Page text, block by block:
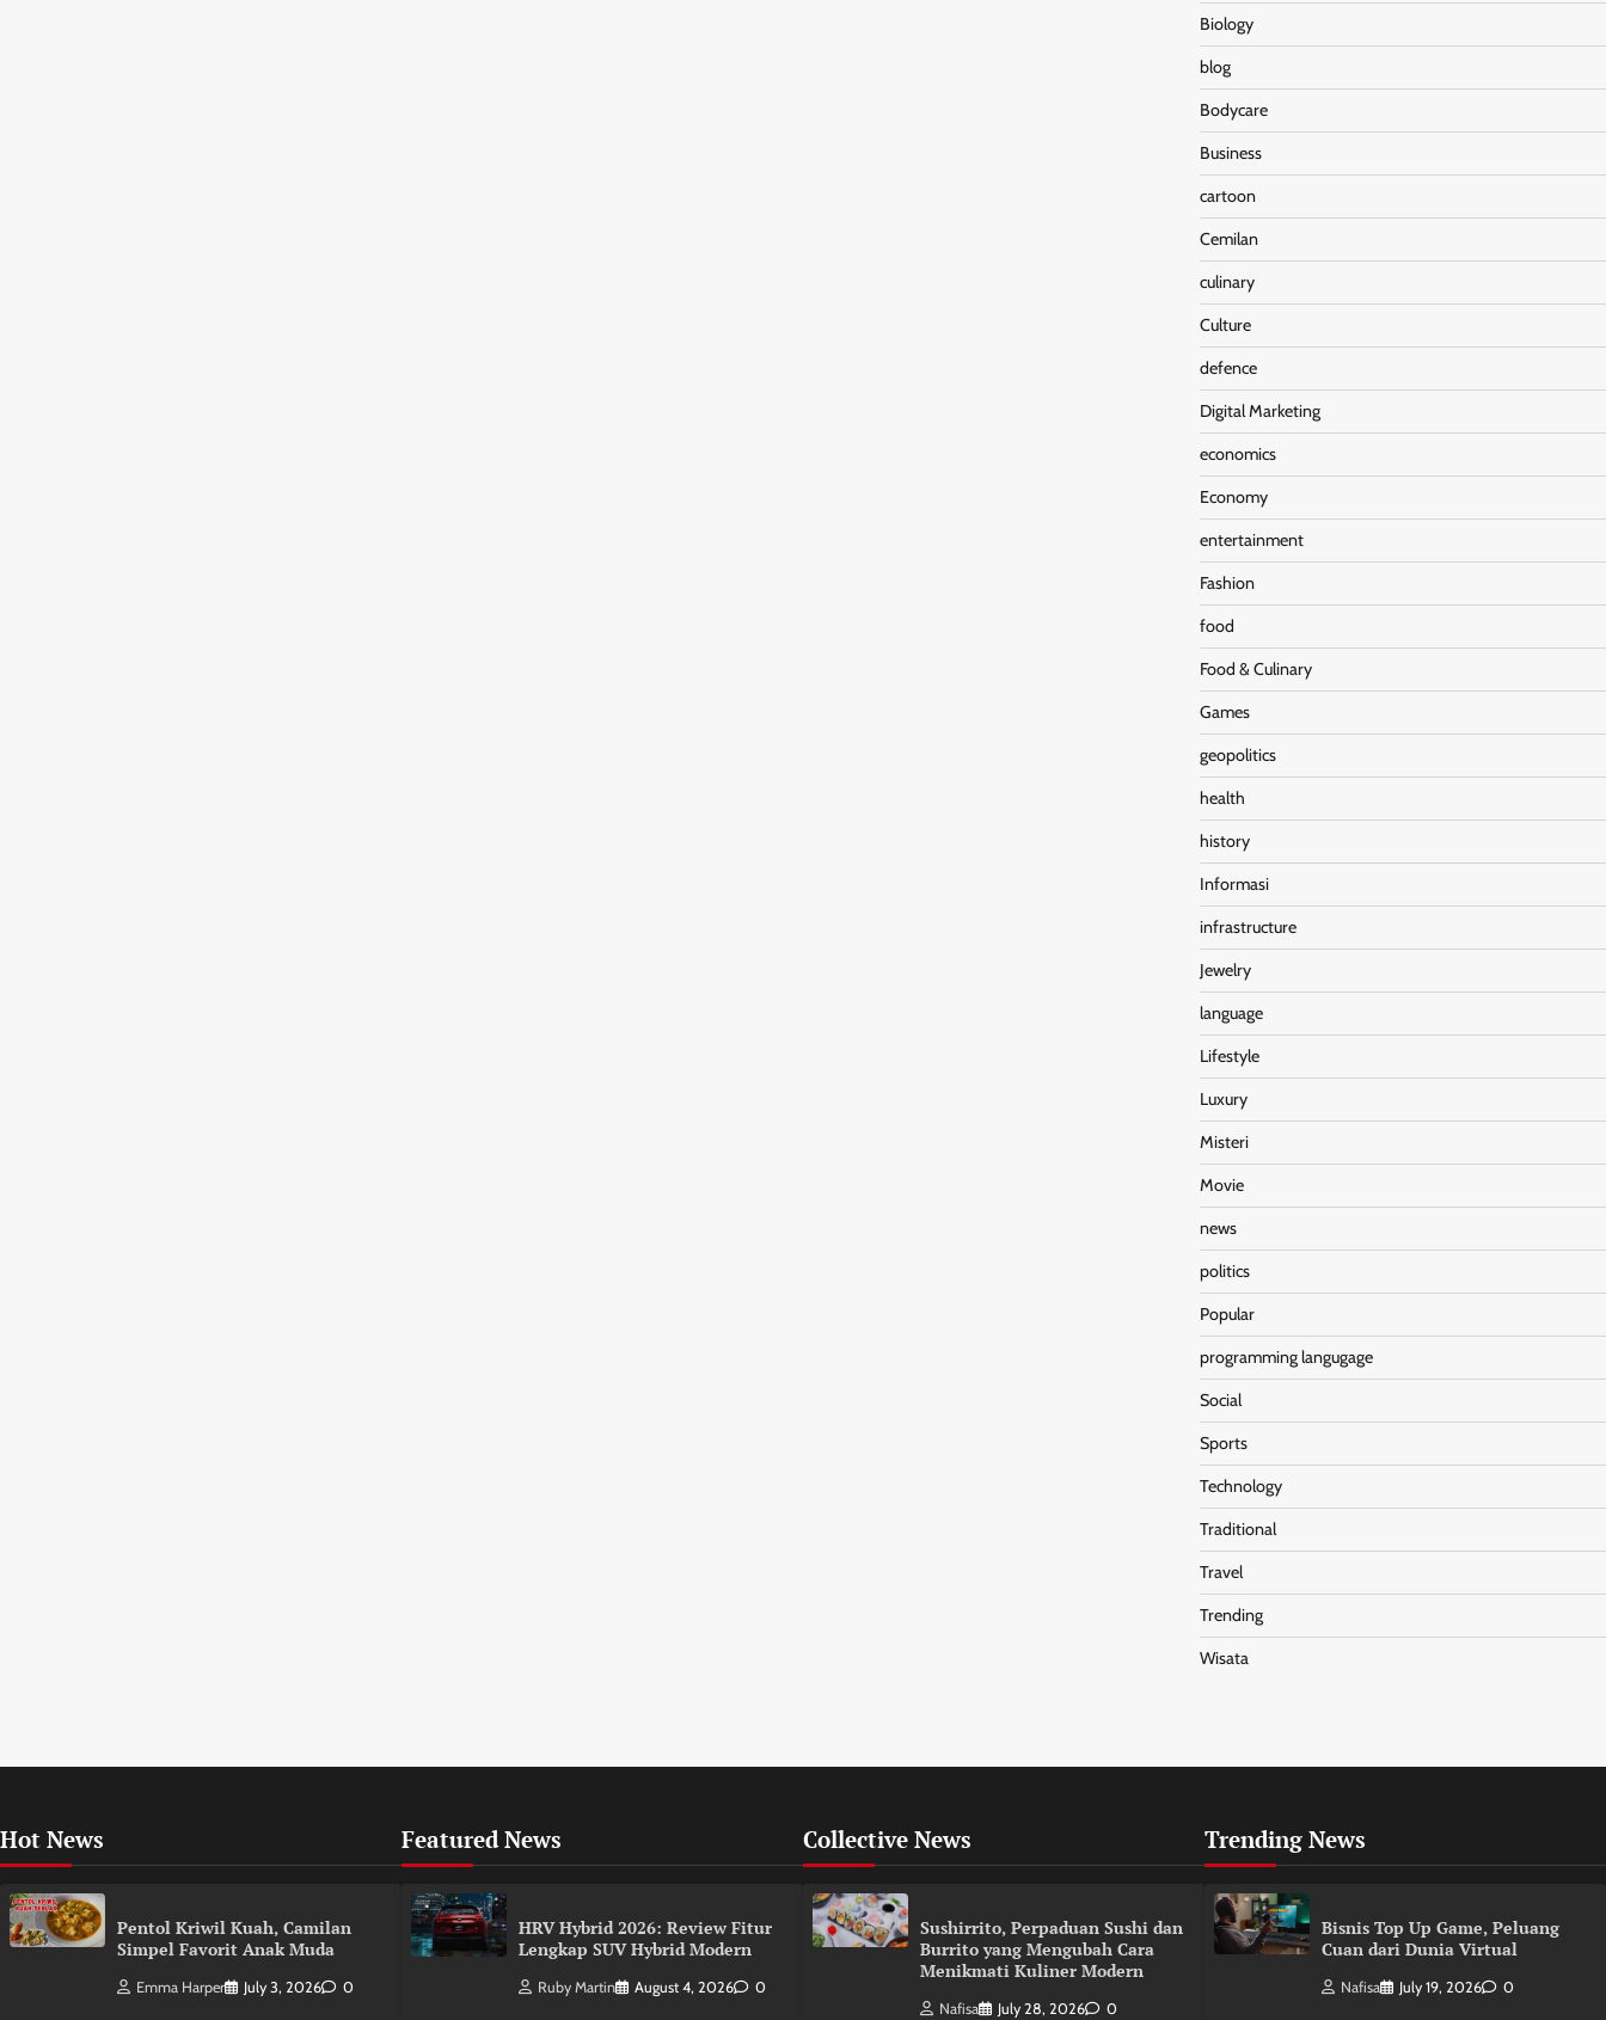
Biology
blog
Bodycare
Business
cartoon
Cemilan
culinary
Culture
defence
Digital Marketing
economics
Economy
entertainment
Fashion
food
Food & Culinary
Games
geopolitics
health
history
Informasi
infrastructure
Jewelry
language
Lifestyle
Luxury
Misteri
Movie
news
politics
Popular
programming langugage
Social
Sports
Technology
Traditional
Travel
Trending
Wisata
Hot News
Pentol Kriwil Kuah, Camilan
Simpel Favorit Anak Muda
Emma Harper July 3, 2026 0
Featured News
HRV Hybrid 2026: Review Fitur
Lengkap SUV Hybrid Modern
Ruby Martin August 4, 2026 0
Collective News
Sushirrito, Perpaduan Sushi dan
Burrito yang Mengubah Cara
Menikmati Kuliner Modern
Nafisa July 28, 2026 0
Trending News
Bisnis Top Up Game, Peluang
Cuan dari Dunia Virtual
Nafisa July 19, 2026 0